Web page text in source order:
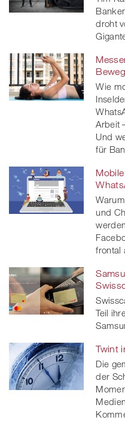
droht
Wie
Arbeit
Und
für
und
frontal
Teil
Twint
Die
der